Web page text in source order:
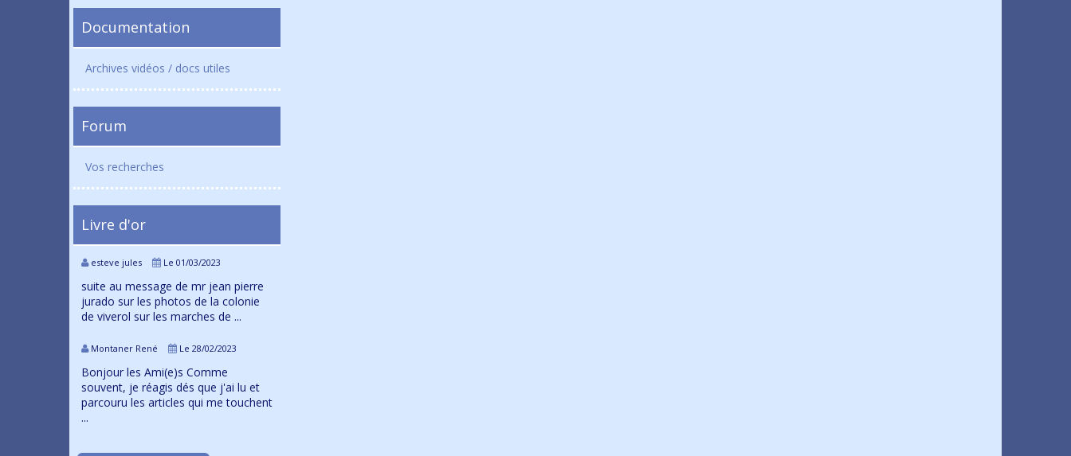
Documentation
Archives vidéos / docs utiles
Forum
Vos recherches
Livre d'or
esteve jules Le 01/03/2023
suite au message de mr jean pierre
jurado sur les photos de la colonie
de viverol sur les marches de ...
Montaner René Le 28/02/2023
Bonjour les Ami(e)s Comme
souvent, je réagis dés que j'ai lu et
parcouru les articles qui me touchent
...